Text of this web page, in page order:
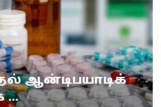
ஆன்டிபயாடிக்
...